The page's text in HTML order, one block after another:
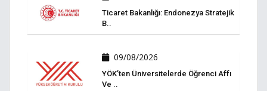
Ticaret Bakanlığı: Endonezya Stratejik
B..
09/08/2026
YÖK’ten Üniversitelerde Öğrenci Affı
Ve ..